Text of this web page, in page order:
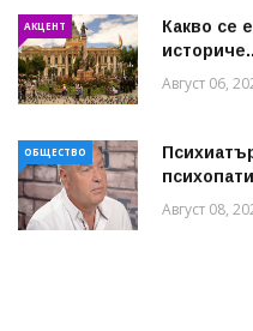
АКЦЕНТ
Какво се
Август 06,
ОБЩЕСТВО
Август 08,